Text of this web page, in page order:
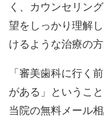
く、カウンセリン
望をしっかり理解
けるような治療の
「審美歯科に行く
がある」というこ
当院の無料メール